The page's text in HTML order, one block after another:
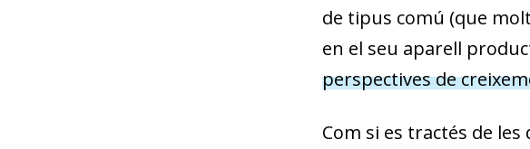
de tipus comú (que
en el seu aparell
perspectives de
Com si es tractés de